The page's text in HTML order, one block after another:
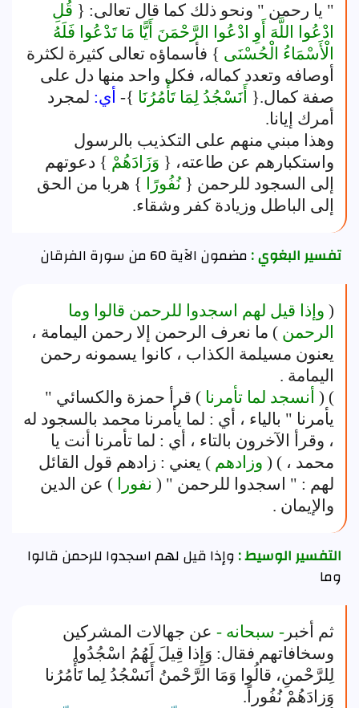
" يا رحمن " ونحو ذلك كما قال تعالى: { قُلِ
ادْعُوا اللَّهَ أَوِ ادْعُوا الرَّحْمَنَ أَيًّا مَا تَدْعُوا فَلَهُ
الْأَسْمَاءُ الْحُسْنَى } فأسماؤه تعالى كثيرة لكثرة
أوصافه وتعدد كماله، فكل واحد منها دل على
صفة كمال.{ أَنَسْجُدُ لِمَا تَأْمُرُنَا }- أي: لمجرد
أمرك إيانا.
وهذا مبني منهم على التكذيب بالرسول
واستكبارهم عن طاعته، { وَزَادَهُمْ } دعوتهم
إلى السجود للرحمن { نُفُورًا } هربا من الحق
إلى الباطل وزيادة كفر وشقاء.
تفسير البغوي :مضمون الآية 60 من سورة الفرقان
( وإذا قيل لهم اسجدوا للرحمن قالوا وما
الرحمن ) ما نعرف الرحمن إلا رحمن اليمامة ،
يعنون مسيلمة الكذاب ، كانوا يسمونه رحمن
اليمامة .
) ( أنسجد لما تأمرنا ) قرأ حمزة والكسائي "
يأمرنا " بالياء ، أي : لما يأمرنا محمد بالسجود له
، وقرأ الآخرون بالتاء ، أي : لما تأمرنا أنت يا
محمد ، ) ( وزادهم ) يعني : زادهم قول القائل
لهم : " اسجدوا للرحمن " ( نفورا ) عن الدين
والإيمان .
التفسير الوسيط :وإذا قيل لهم اسجدوا للرحمن قالوا
وما
ثم أخبر - سبحانه - عن جهالات المشركين
وسخافاتهم فقال: وَإِذا قِيلَ لَهُمُ اسْجُدُوا
لِلرَّحْمنِ، قالُوا وَمَا الرَّحْمنُ أَنَسْجُدُ لِما تَأْمُرُنا
وَزادَهُمْ نُفُوراً.